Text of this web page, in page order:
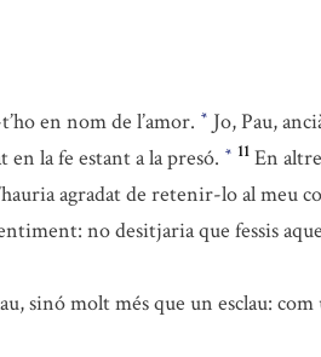
en nom de l’amor. * Jo, Pau,
la fe estant a la presó. * 11 En
agradat de retenir-lo al meu
no desitjaria que fessis
sinó molt més que un esclau: